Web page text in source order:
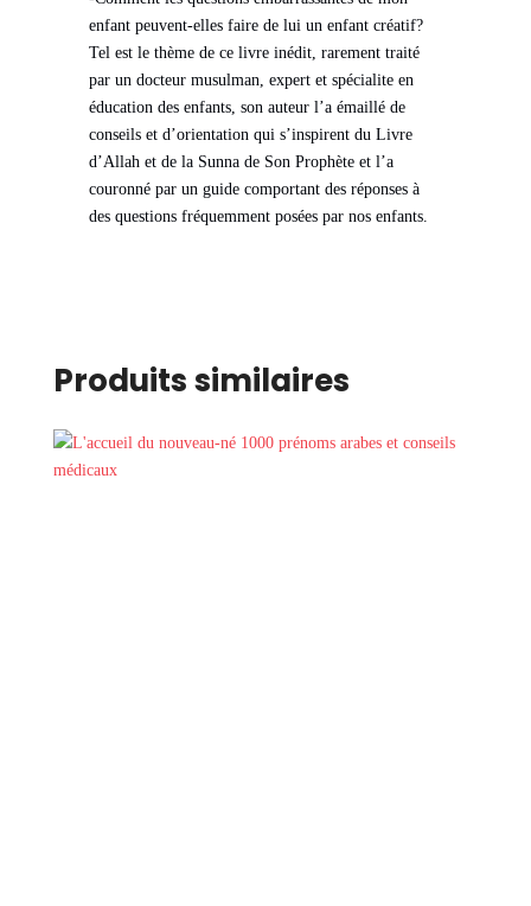
enfant peuvent-elles faire de lui un enfant créatif?
Tel est le thème de ce livre inédit, rarement traité
par un docteur musulman, expert et spécialite en
éducation des enfants, son auteur l’a émaillé de
conseils et d’orientation qui s’inspirent du Livre
d’Allah et de la Sunna de Son Prophète et l’a
couronné par un guide comportant des réponses à
des questions fréquemment posées par nos enfants.
Produits similaires